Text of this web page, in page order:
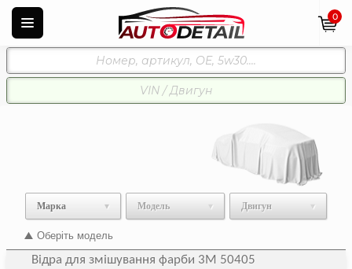
0
Марка Модель Двигун
Оберіть модель
Відра для змішування фарби 3M 50405